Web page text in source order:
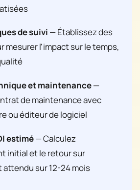
de suivi — Établissez des
mesurer l'impact sur le temps,
et maintenance—
de maintenance avec
ou éditeur de logiciel
estimé— Calculez
initial et le retour sur
sur 12-24 mois